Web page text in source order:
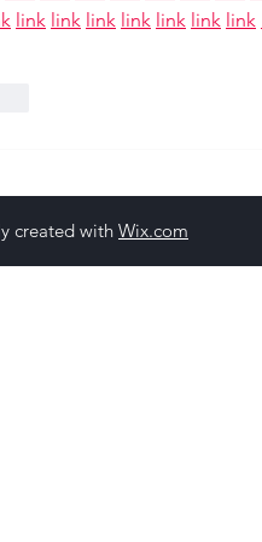
link link link link link link link
created with Wix.com